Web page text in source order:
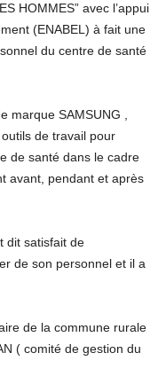
HOMMES” avec l’appui
(ENABEL) à fait une
du centre de santé
marque SAMSUNG ,
de travail pour
de santé dans le cadre
avant, pendant et après
dit satisfait de
de son personnel et il a
de la commune rurale
( comité de gestion du